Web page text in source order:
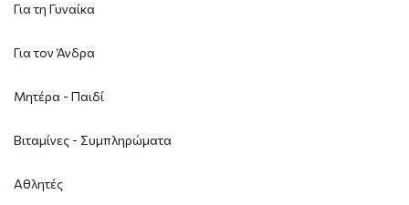
Για τη Γυναίκα
Για τον Άνδρα
Μητέρα - Παιδί
Βιταμίνες - Συμπληρώματα
Αθλητές